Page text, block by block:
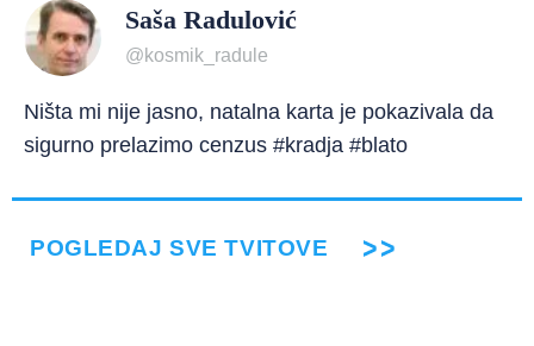
Saša Radulović
@kosmik_radule
Ništa mi nije jasno, natalna karta je pokazivala da
sigurno prelazimo cenzus #kradja #blato
POGLEDAJ SVE TVITOVE